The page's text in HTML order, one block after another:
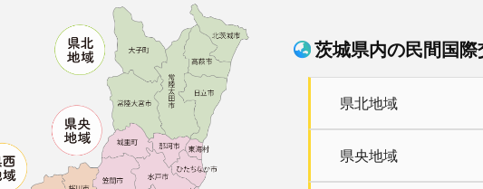
茨城県内の民間国
県北地域
県央地域